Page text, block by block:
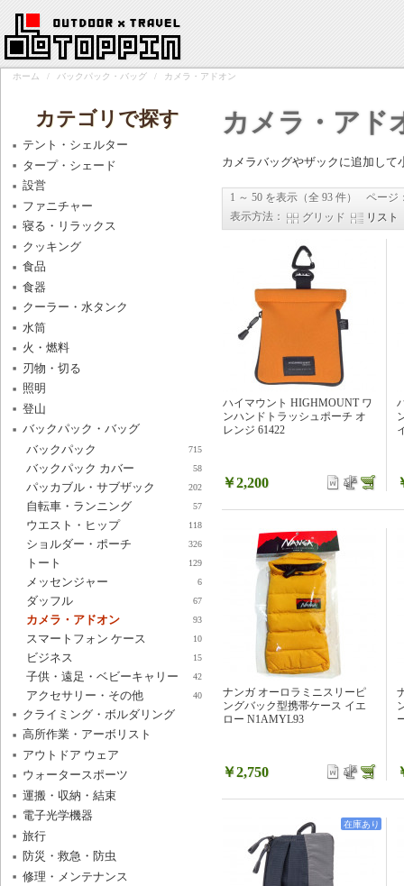
ホーム / バックパック・バッグ / カメラ・アドオン
カメラ・アド
カメラバッグやザックに追加し
1 ～ 50 を表示（全 93 件）
ページ
表示方法：
グリッド リスト
ハイマウント HIGHMOUNT ワ
ンハンドトラッシュポーチ オ
レンジ 61422
￥2,200
ナンガ オーロラミニスリーピ
ングバック型携帯ケース イエ
ロー N1AMYL93
￥2,750
在庫あり
カテゴリで探す
テント・シェルター
タープ・シェード
設営
ファニチャー
寝る・リラックス
クッキング
食品
食器
クーラー・水タンク
水筒
火・燃料
刃物・切る
照明
登山
バックパック・バッグ
バックパック
715
バックパック カバー 58
パッカブル・サブザック 202
自転車・ランニング 57
ウエスト・ヒップ 118
ショルダー・ポーチ 326
トート 129
メッセンジャー 6
ダッフル 67
カメラ・アドオン 93
スマートフォン ケース 10
ビジネス 15
子供・遠足・ベビーキャリー 42
アクセサリー・その他 40
クライミング・ボルダリング
高所作業・アーボリスト
アウトドア ウェア
ウォータースポーツ
運搬・収納・結束
電子光学機器
旅行
防災・救急・防虫
修理・メンテナンス